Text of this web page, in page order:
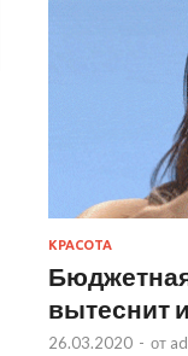
КРАСОТА
вытеснит
26.03.2020 - от